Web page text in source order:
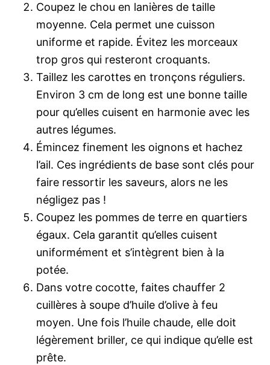
Coupez le chou en lanières de taille
moyenne. Cela permet une cuisson
uniforme et rapide. Évitez les morceaux
trop gros qui resteront croquants.
Taillez les carottes en tronçons réguliers.
Environ 3 cm de long est une bonne taille
pour qu’elles cuisent en harmonie avec les
autres légumes.
Émincez finement les oignons et hachez
l’ail. Ces ingrédients de base sont clés pour
faire ressortir les saveurs, alors ne les
négligez pas !
Coupez les pommes de terre en quartiers
égaux. Cela garantit qu’elles cuisent
uniformément et s’intègrent bien à la
potée.
Dans votre cocotte, faites chauffer 2
cuillères à soupe d’huile d’olive à feu
moyen. Une fois l’huile chaude, elle doit
légèrement briller, ce qui indique qu’elle est
prête.